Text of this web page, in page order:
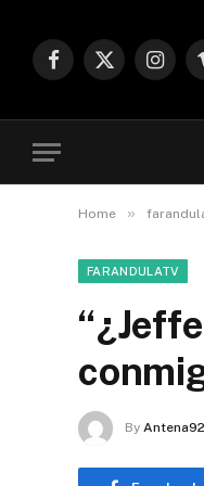
Facebook
X
Home »
FARANDULATV
By Antena92